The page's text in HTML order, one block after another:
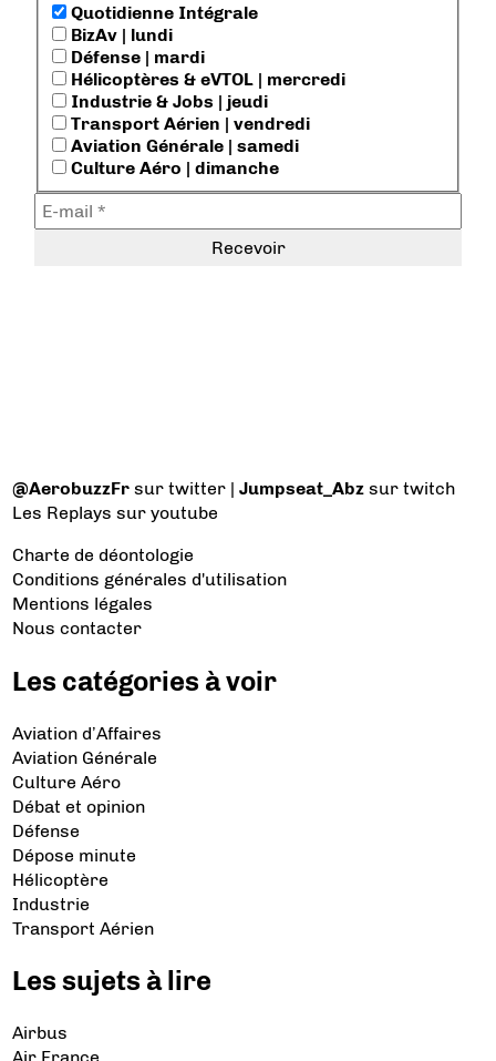
Quotidienne Intégrale
BizAv | lundi
Défense | mardi
Hélicoptères & eVTOL | mercredi
Industrie & Jobs | jeudi
Transport Aérien | vendredi
Aviation Générale | samedi
Culture Aéro | dimanche
@AerobuzzFr sur twitter |Jumpseat_Abz sur twitch
Les Replays sur youtube
Charte de déontologie
Conditions générales d'utilisation
Mentions légales
Nous contacter
Les catégories à voir
Aviation d’Affaires
Aviation Générale
Culture Aéro
Débat et opinion
Défense
Dépose minute
Hélicoptère
Industrie
Transport Aérien
Les sujets à lire
Airbus